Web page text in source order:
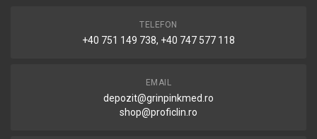
TELEFON
+40 751 149 738, +40 747 577 118
EMAIL
depozit@grinpinkmed.ro
shop@proficlin.ro